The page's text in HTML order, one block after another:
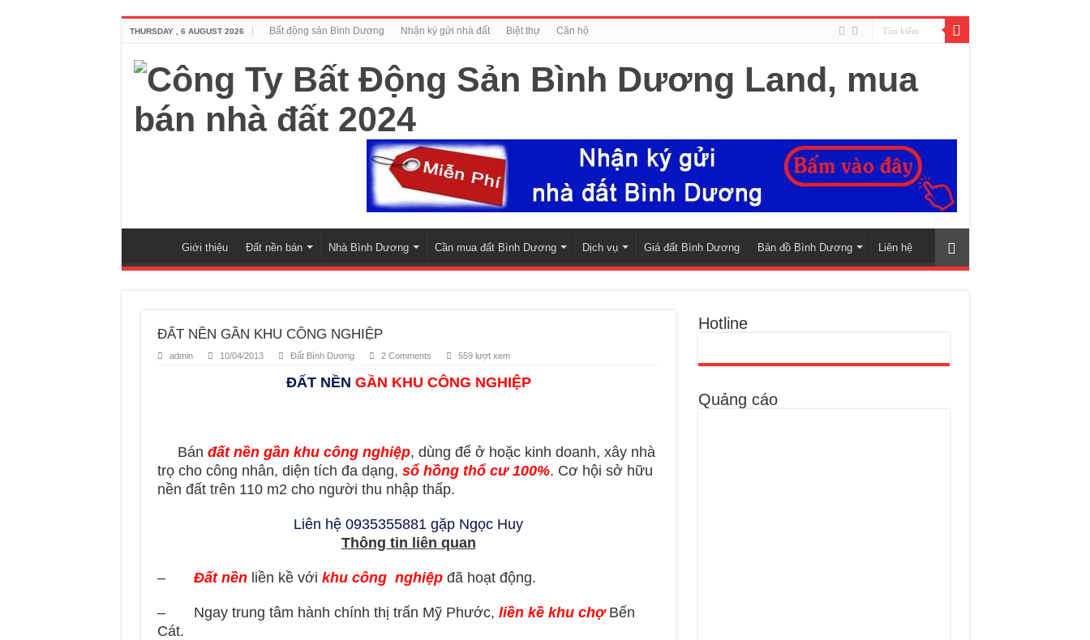
THURSDAY , 6 AUGUST 2026 Bất động sản Bình Dương Nhận ký gửi nhà đất Biệt thự Căn hộ
Giới thiệu Đất nền bán Nhà Bình Dương Cần mua đất Bình Dương Dịch vụ Giá đất Bình Dương Bản đồ Bình Dương Liên hệ
ĐẤT NỀN GẦN KHU CÔNG NGHIỆP
admin 10/04/2013 Đất Bình Dương 2 Comments 559 lượt xem
ĐẤT NỀN GẦN KHU CÔNG NGHIỆP
Bán đất nền gần khu công nghiệp, dùng để ở hoặc kinh doanh, xây nhà
trọ cho công nhân, diện tích đa dạng, sổ hồng thổ cư 100%. Cơ hội sở hữu
nền đất trên 110 m2 cho người thu nhập thấp.
Liên hệ 0935355881 gặp Ngọc Huy
Thông tin liên quan
– Đất nềnliền kề với khu công nghiệpđã hoạt động.
– Ngay trung tâm hành chính thị trấn Mỹ Phước, liền kề khu chợ Bến
Cát.
Hotline
Quảng cáo